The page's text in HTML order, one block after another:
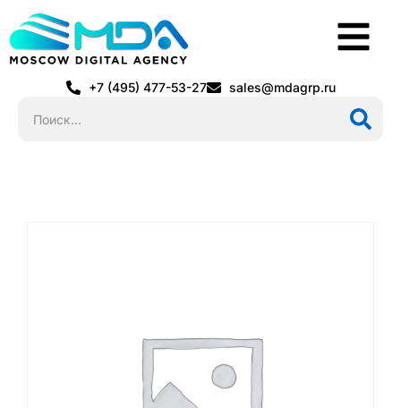
+7 (495) 477-53-27 sales@mdagrp.ru